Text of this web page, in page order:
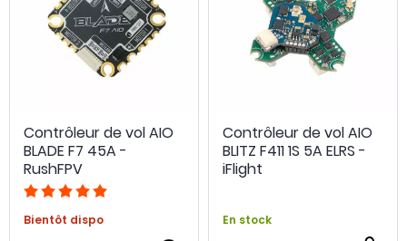
Contrôleur de vol AIO
BLADE F7 45A -
RushFPV
Bientôt dispo
Contrôleur de vol AIO
BLITZ F411 1S 5A ELRS -
iFlight
En stock